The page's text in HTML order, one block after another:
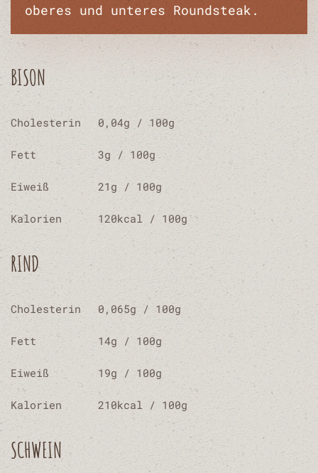
oberes und unteres Roundsteak.
BISON
Cholesterin 0,04g / 100g
Fett 3g / 100g
Eiweiß 21g / 100g
Kalorien 120kcal / 100g
RIND
Cholesterin 0,065g / 100g
Fett 14g / 100g
Eiweiß 19g / 100g
Kalorien 210kcal / 100g
SCHWEIN